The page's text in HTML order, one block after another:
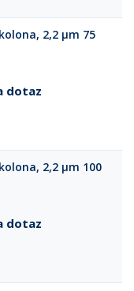
2,2 µm 75
dotaz
2,2 µm 100
dotaz